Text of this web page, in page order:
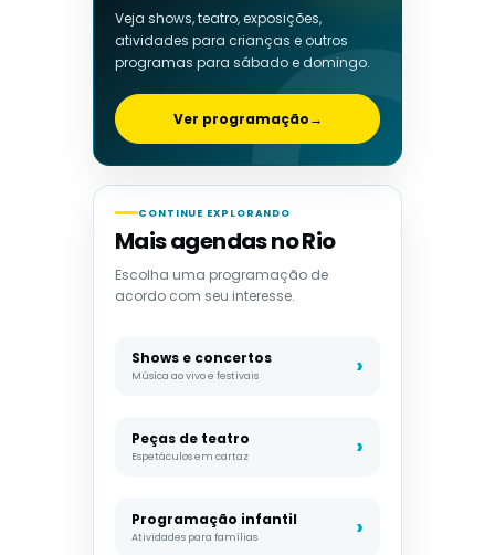
Veja shows, teatro, exposições,
atividades para crianças e outros
programas para sábado e domingo.
Ver programação→
CONTINUE EXPLORANDO
Mais agendas no Rio
Escolha uma programação de
acordo com seu interesse.
Shows e concertos
Música ao vivo e festivais
Peças de teatro
Espetáculos em cartaz
Programação infantil
Atividades para famílias